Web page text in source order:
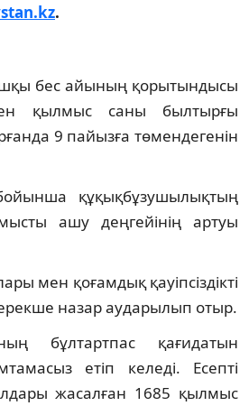
.
бес айының қорытындысы
қылмыс саны былтырғы
9 пайызға төмендегенін
бойынша құқықбұзушылықтың
ашу деңгейінің артуы
мен қоғамдық қауіпсіздікті
назар аударылып отыр.
бұлтартпас қағидатын
етіп келеді. Есепті
жасалған 1685 қылмыс